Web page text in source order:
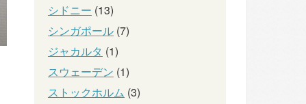
シドニー (13)
シンガポール (7)
ジャカルタ (1)
スウェーデン (1)
ストックホルム (3)